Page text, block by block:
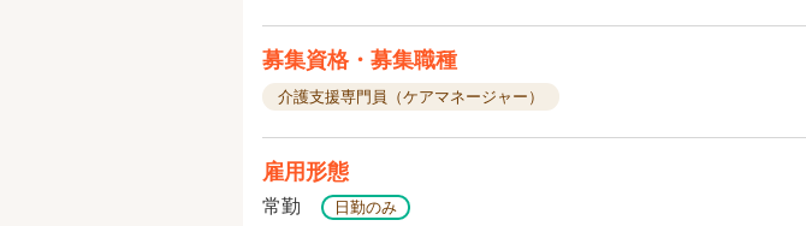
募集資格・募集職種
介護支援専門員（ケアマネージャー）
雇用形態
常勤 日勤のみ